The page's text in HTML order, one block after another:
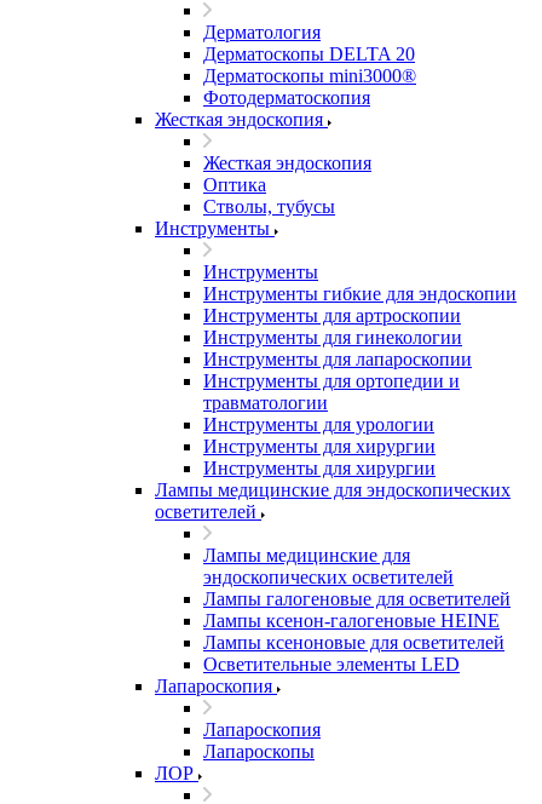
Дерматология
Дерматоскопы DELTA 20
Дерматоскопы mini3000®
Фотодерматоскопия
Жесткая эндоскопия
Жесткая эндоскопия
Оптика
Стволы, тубусы
Инструменты
Инструменты
Инструменты гибкие для эндоскопии
Инструменты для артроскопии
Инструменты для гинекологии
Инструменты для лапароскопии
Инструменты для ортопедии и
травматологии
Инструменты для урологии
Инструменты для хирургии
Инструменты для хирургии
Лампы медицинские для эндоскопических
осветителей
Лампы медицинские для
эндоскопических осветителей
Лампы галогеновые для осветителей
Лампы ксенон-галогеновые HEINE
Лампы ксеноновые для осветителей
Осветительные элементы LED
Лапароскопия
Лапароскопия
Лапароскопы
ЛОР